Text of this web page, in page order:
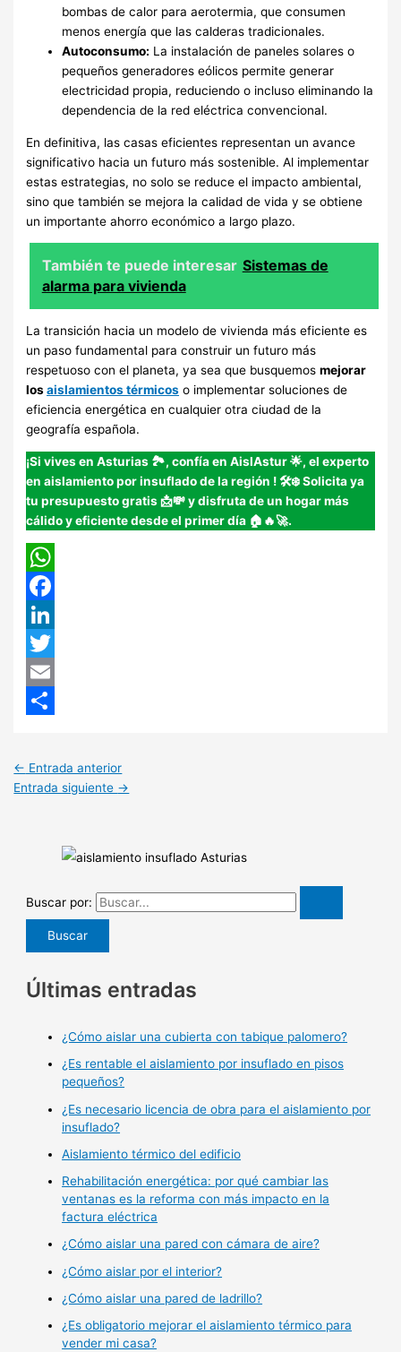
bombas de calor para aerotermia, que consumen
menos energía que las calderas tradicionales.
Autoconsumo: La instalación de paneles solares o
pequeños generadores eólicos permite generar
electricidad propia, reduciendo o incluso eliminando la
dependencia de la red eléctrica convencional.
En definitiva, las casas eficientes representan un avance
significativo hacia un futuro más sostenible. Al implementar
estas estrategias, no solo se reduce el impacto ambiental,
sino que también se mejora la calidad de vida y se obtiene
un importante ahorro económico a largo plazo.
También te puede interesar Sistemas de
alarma para vivienda
La transición hacia un modelo de vivienda más eficiente es
un paso fundamental para construir un futuro más
respetuoso con el planeta, ya sea que busquemosmejorar
losaislamientos térmicos o implementar soluciones de
eficiencia energética en cualquier otra ciudad de la
geografía española.
¡Si vives en Asturias 🏞️, confía en AislAstur 🌟, el experto
en aislamiento por insuflado de la región !🛠️❄️ Solicita ya
tu presupuesto gratis 📩💸 y disfruta de un hogar más
cálido y eficiente desde el primer día 🏠🔥🚀.
WhatsApp
Facebook
LinkedIn
Twitter
Email
← Entrada anterior
Entrada siguiente →
Buscar por:
Últimas entradas
¿Cómo aislar una cubierta con tabique palomero?
¿Es rentable el aislamiento por insuflado en pisos
pequeños?
¿Es necesario licencia de obra para el aislamiento por
insuflado?
Aislamiento térmico del edificio
Rehabilitación energética: por qué cambiar las
ventanas es la reforma con más impacto en la
factura eléctrica
¿Cómo aislar una pared con cámara de aire?
¿Cómo aislar por el interior?
¿Cómo aislar una pared de ladrillo?
¿Es obligatorio mejorar el aislamiento térmico para
vender mi casa?